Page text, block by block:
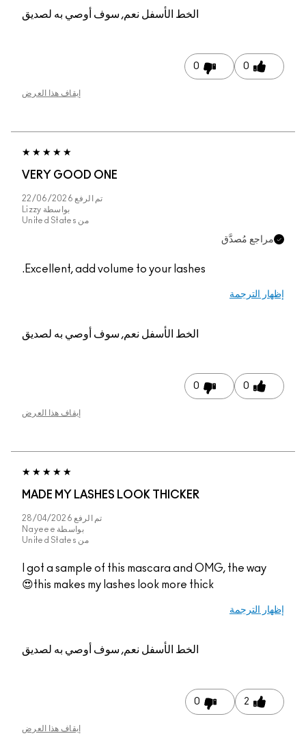
الخط الأسفلنعم, سوف أوصي به لصديق
0
0
إيقاف هذا العرض
VERY GOOD ONE
تم الرفع 22/06/2026
بواسطة Lizzy
من United States
مراجع مُصدَّق
Excellent, add volume to your lashes.
إظهار الترجمة
الخط الأسفلنعم, سوف أوصي به لصديق
0
0
إيقاف هذا العرض
MADE MY LASHES LOOK THICKER
تم الرفع 28/04/2026
بواسطة Nayeee
من United States
I got a sample of this mascara and OMG, the way
this makes my lashes look more thick😍
إظهار الترجمة
الخط الأسفلنعم, سوف أوصي به لصديق
2
0
إيقاف هذا العرض